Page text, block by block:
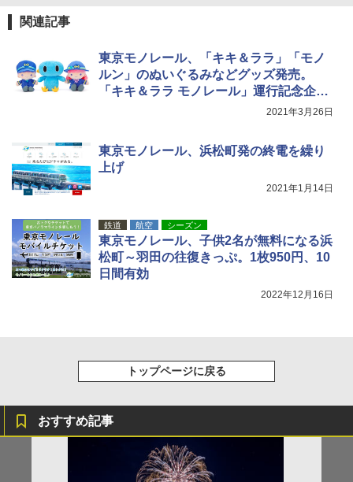
解く (講談社現代新書)
￥1,540
ュ(BC仕様) PATC-150B(EB)
￥9,990
イド ブラックコーティング フルクローズ メ
ッシュ 4人用 簡単設置 ポップアップテント P
ケア FREE
￥4,400
0ml（連続噴射30秒）110ml（連続噴射15
秒）射程5～10m 安全ロック搭載 携帯収納袋
関の購入実績 登山・キャンプ・アウトドア・
送
￥3,680
関連記事
東京モノレール、「キキ＆ララ」「モノ
ルン」のぬいぐるみなどグッズ発売。
「キキ＆ララ モノレール」運行記念企画
2021年3月26日
東京モノレール、浜松町発の終電を繰り
上げ
2021年1月14日
鉄道 航空 シーズン
東京モノレール、子供2名が無料になる浜
松町～羽田の往復きっぷ。1枚950円、10
日間有効
2022年12月16日
トップページに戻る
おすすめ記事